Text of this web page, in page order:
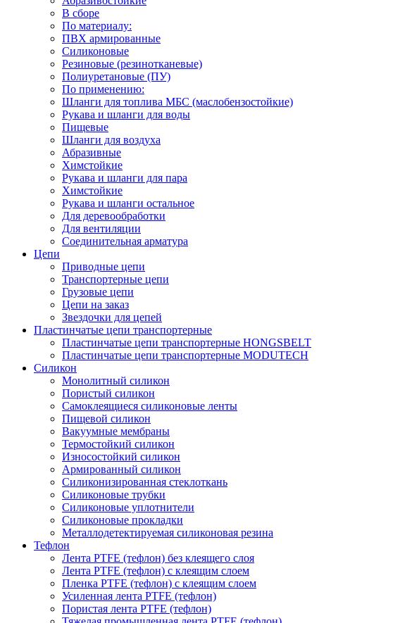
В сборе
По материалу:
ПВХ армированные
Силиконовые
Резиновые (резинотканевые)
Полиуретановые (ПУ)
По применению:
Шланги для топлива МБС (маслобензостойкие)
Рукава и шланги для воды
Пищевые
Шланги для воздуха
Абразивные
Химстойкие
Рукава и шланги для пара
Химстойкие
Рукава и шланги остальное
Для деревообработки
Для вентиляции
Соединительная арматура
Цепи
Приводные цепи
Транспортерные цепи
Грузовые цепи
Цепи на заказ
Звездочки для цепей
Пластинчатые цепи транспортерные
Пластинчатые цепи транспортерные HONGSBELT
Пластинчатые цепи транспортерные MODUTECH
Силикон
Монолитный силикон
Пористый силикон
Самоклеящиеся силиконовые ленты
Пищевой силикон
Вакуумные мембраны
Термостойкий силикон
Износостойкий силикон
Армированный силикон
Силиконизированная стеклоткань
Силиконовые трубки
Силиконовые уплотнители
Силиконовые прокладки
Металлодетектируемая силиконовая резина
Тефлон
Лента PTFE (тефлон) без клеящего слоя
Лента PTFE (тефлон) с клеящим слоем
Пленка PTFE (тефлон) с клеящим слоем
Усиленная лента PTFE (тефлон)
Пористая лента PTFE (тефлон)